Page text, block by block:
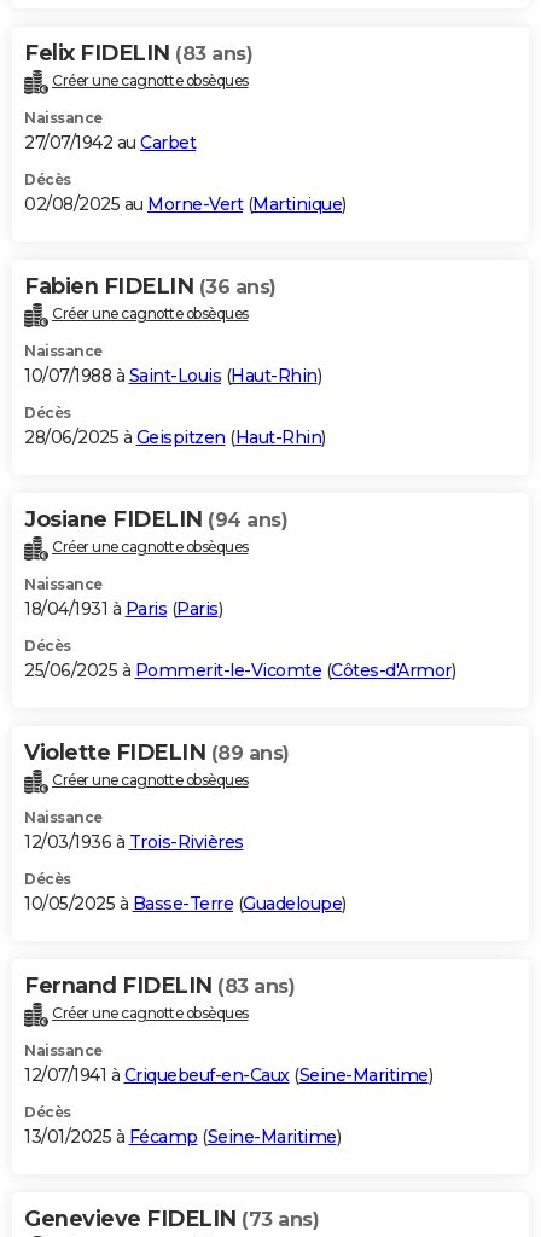
Felix FIDELIN (83 ans)
Créer une cagnotte obsèques
Naissance
27/07/1942 au Carbet
Décès
02/08/2025 au Morne-Vert(Martinique)
Fabien FIDELIN (36 ans)
Créer une cagnotte obsèques
Naissance
10/07/1988 à Saint-Louis (Haut-Rhin)
Décès
28/06/2025 à Geispitzen (Haut-Rhin)
Josiane FIDELIN (94 ans)
Créer une cagnotte obsèques
Naissance
18/04/1931 à Paris (Paris)
Décès
25/06/2025 à Pommerit-le-Vicomte (Côtes-d'Armor)
Violette FIDELIN (89 ans)
Créer une cagnotte obsèques
Naissance
12/03/1936 à Trois-Rivières
Décès
10/05/2025 à Basse-Terre (Guadeloupe)
Fernand FIDELIN (83 ans)
Créer une cagnotte obsèques
Naissance
12/07/1941 à Criquebeuf-en-Caux(Seine-Maritime)
Décès
13/01/2025 à Fécamp (Seine-Maritime)
Genevieve FIDELIN (73 ans)